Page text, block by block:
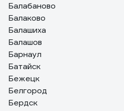
Балабаново
Балаково
Балашиха
Балашов
Барнаул
Батайск
Бежецк
Белгород
Бердск